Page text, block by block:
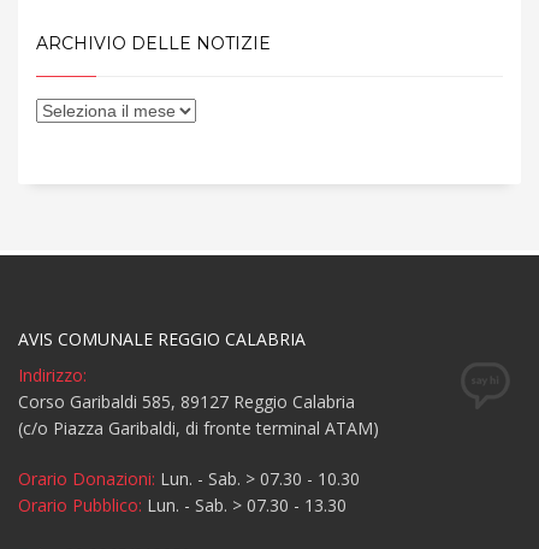
ARCHIVIO DELLE NOTIZIE
AVIS COMUNALE REGGIO CALABRIA
Indirizzo:
Corso Garibaldi 585, 89127 Reggio Calabria
(c/o Piazza Garibaldi, di fronte terminal ATAM)
Orario Donazioni: Lun. - Sab. > 07.30 - 10.30
Orario Pubblico: Lun. - Sab. > 07.30 - 13.30